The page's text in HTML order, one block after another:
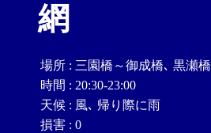
網
場所 : 三園橋～御成橋､ 黒瀬橋
時間 : 20:30-23:00
天候 : 風､ 帰り際に雨
損害 : 0